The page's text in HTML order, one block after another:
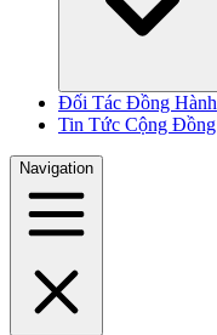
Đối Tác Đồng Hành
Tin Tức Cộng Đồng
Navigation